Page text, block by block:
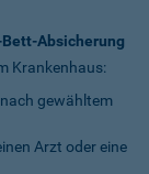
Bett-Absicherung
Krankenhaus:
gewähltem
Arzt oder eine